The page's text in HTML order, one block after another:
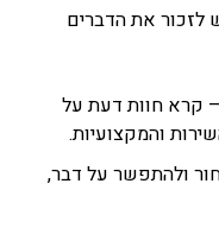
לזכור את הדברים
קרא חוות דעת על
והמקצועיות.
ולהתפשר על דבר,